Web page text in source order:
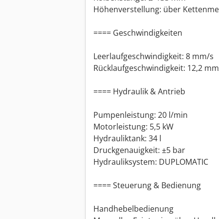
Höhenverstellung: über
==== Geschwindigkeiten
Leerlaufgeschwindigkeit: 8 mm/s
Rücklaufgeschwindigkeit: 12,2
==== Hydraulik & Antrieb
Pumpenleistung: 20 l/min
Motorleistung: 5,5 kW
Hydrauliktank: 34 l
Druckgenauigkeit: ±5 bar
Hydrauliksystem: DUPLOMATIC
==== Steuerung & Bedienung
Handhebelbedienung